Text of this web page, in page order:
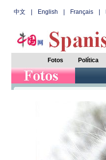
中文 English Français|
Fotos Política